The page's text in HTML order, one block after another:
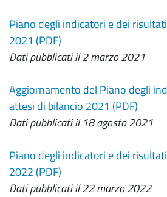
Piano degli indicatori e dei
2021 (PDF)
Dati pubblicati il 2 marzo 2021
Aggiornamento del Piano degli
attesi di bilancio 2021 (PDF)
Dati pubblicati il 18 agosto 2021
Piano degli indicatori e dei
2022 (PDF)
Dati pubblicati il 22 marzo 2022